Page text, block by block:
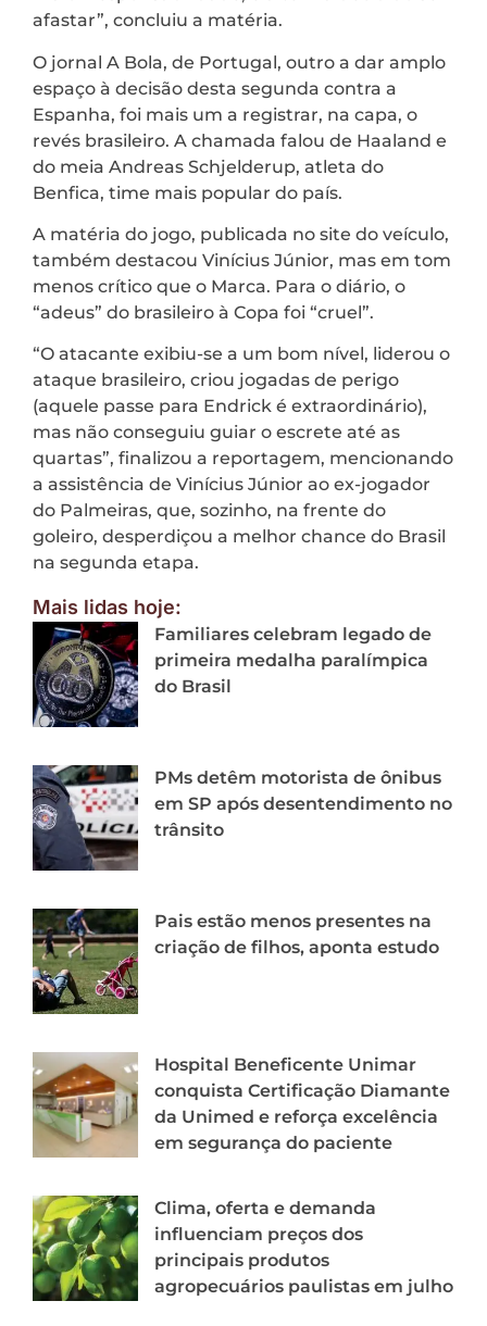
afastar”, concluiu a matéria.
O jornal A Bola, de Portugal, outro a dar amplo
espaço à decisão desta segunda contra a
Espanha, foi mais um a registrar, na capa, o
revés brasileiro. A chamada falou de Haaland e
do meia Andreas Schjelderup, atleta do
Benfica, time mais popular do país.
A matéria do jogo, publicada no site do veículo,
também destacou Vinícius Júnior, mas em tom
menos crítico que o Marca. Para o diário, o
“adeus” do brasileiro à Copa foi “cruel”.
“O atacante exibiu-se a um bom nível, liderou o
ataque brasileiro, criou jogadas de perigo
(aquele passe para Endrick é extraordinário),
mas não conseguiu guiar o escrete até as
quartas”, finalizou a reportagem, mencionando
a assistência de Vinícius Júnior ao ex-jogador
do Palmeiras, que, sozinho, na frente do
goleiro, desperdiçou a melhor chance do Brasil
na segunda etapa.
Mais lidas hoje:
Familiares celebram legado de
primeira medalha paralímpica
do Brasil
PMs detêm motorista de ônibus
em SP após desentendimento no
trânsito
Pais estão menos presentes na
criação de filhos, aponta estudo
Hospital Beneficente Unimar
conquista Certificação Diamante
da Unimed e reforça excelência
em segurança do paciente
Clima, oferta e demanda
influenciam preços dos
principais produtos
agropecuários paulistas em julho